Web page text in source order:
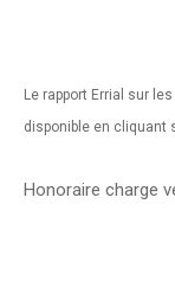
Le rapport Errial sur
disponible en cliquant
Honoraire charge